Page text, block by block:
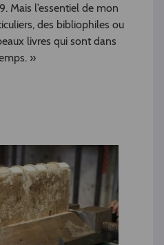
Mais l’essentiel de mon
des bibliophiles ou
livres qui sont dans
»